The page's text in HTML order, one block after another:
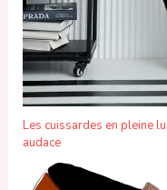
Les cuissardes en pleine
audace